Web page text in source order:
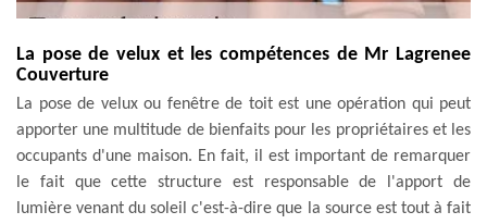
La pose de velux et les compétences de Mr Lagrenee
Couverture
La pose de velux ou fenêtre de toit est une opération qui peut
apporter une multitude de bienfaits pour les propriétaires et les
occupants d'une maison. En fait, il est important de remarquer
le fait que cette structure est responsable de l'apport de
lumière venant du soleil c'est-à-dire que la source est tout à fait